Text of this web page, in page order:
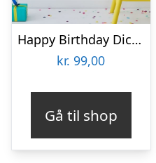
Happy Birthday Dickhead Festpakke
kr. 99,00
Gå til shop